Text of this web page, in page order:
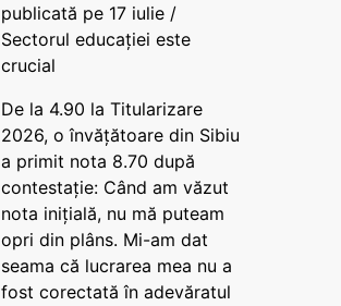
publicată pe 17 iulie /
Sectorul educației este
crucial
De la 4.90 la Titularizare
2026, o învățătoare din Sibiu
a primit nota 8.70 după
contestație: Când am văzut
nota inițială, nu mă puteam
opri din plâns. Mi-am dat
seama că lucrarea mea nu a
fost corectată în adevăratul